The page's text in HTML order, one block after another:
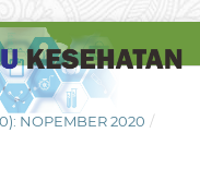
NOPEMBER 2020 /